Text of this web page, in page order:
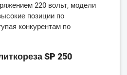
220 вольт, модели
позиции по
конкурентам по
SP 250